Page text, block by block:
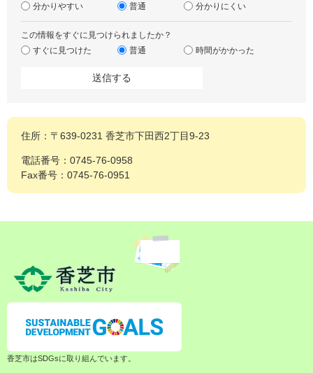
分かりやすい
普通 分かりにくい
この情報をすぐに見つけられましたか？
すぐに見つけた
普通 時間がかかった
住所：〒639-0231 香芝市下田西2丁目9-23
電話番号：0745-76-0958
Fax番号：0745-76-0951
香芝市はSDGsに取り組んでいます。